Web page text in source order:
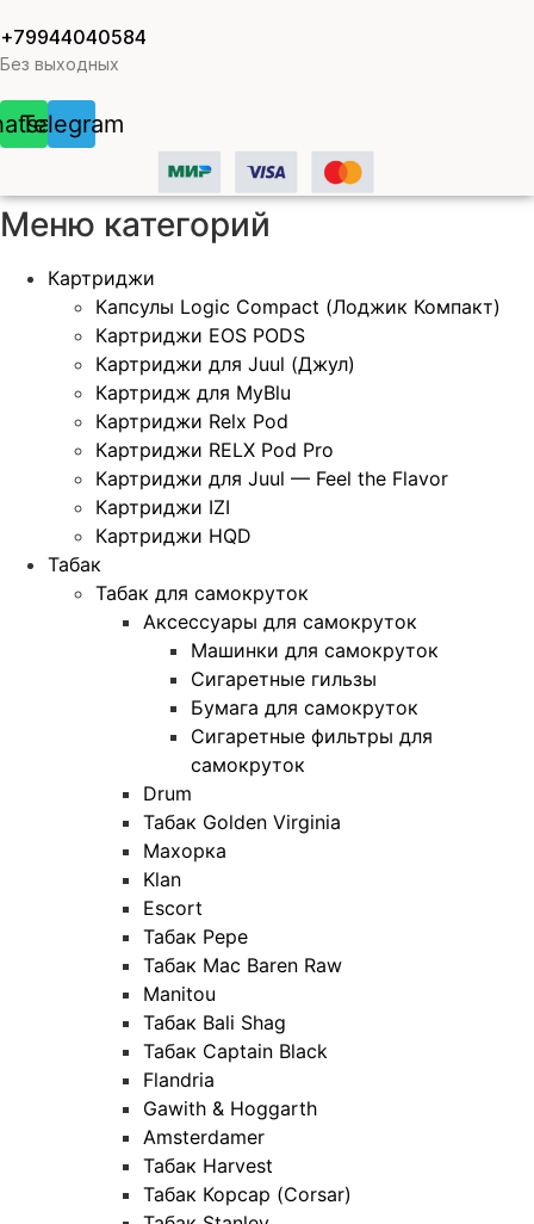
+79944040584
Без выходных
Telegram
Меню категорий
Картриджи
Капсулы Logic Compact (Лоджик Компакт)
Картриджи EOS PODS
Картриджи для Juul (Джул)
Картридж для MyBlu
Картриджи Relx Pod
Картриджи RELX Pod Pro
Картриджи для Juul — Feel the Flavor
Картриджи IZI
Картриджи HQD
Табак
Табак для самокруток
Аксессуары для самокруток
Машинки для самокруток
Сигаретные гильзы
Бумага для самокруток
Сигаретные фильтры для
самокруток
Drum
Табак Golden Virginia
Махорка
Klan
Escort
Табак Pepe
Табак Mac Baren Raw
Manitou
Табак Bali Shag
Табак Captain Black
Flandria
Gawith & Hoggarth
Amsterdamer
Табак Harvest
Табак Корсар (Corsar)